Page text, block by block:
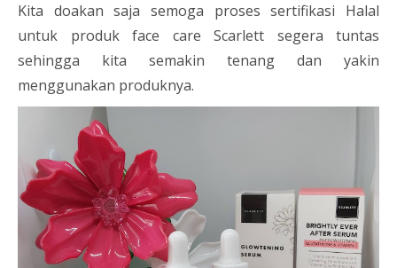
Kita doakan saja semoga proses sertifikasi Halal
untuk produk face care Scarlett segera tuntas
sehingga kita semakin tenang dan yakin
menggunakan produknya.